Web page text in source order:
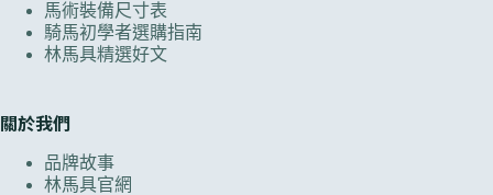
馬術裝備尺寸表
騎馬初學者選購指南
林馬具精選好文
關於我們
品牌故事
林馬具官網